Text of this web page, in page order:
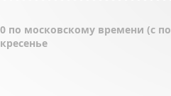
по московскому времени (с